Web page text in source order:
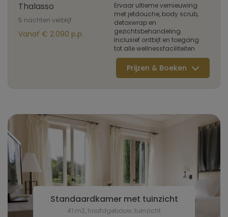
Thalasso
5 nachten verblijf
Vanaf € 2.090 p.p.
Ervaar ultieme vernieuwing
met jetdouche, body scrub,
detoxwrap en
gezichtsbehandeling.
Inclusief ontbijt en toegang
tot alle wellnessfaciliteiten
Prijzen & Boeken
Standaardkamer met tuinzicht
41 m2, hoofdgebouw, tuinzicht